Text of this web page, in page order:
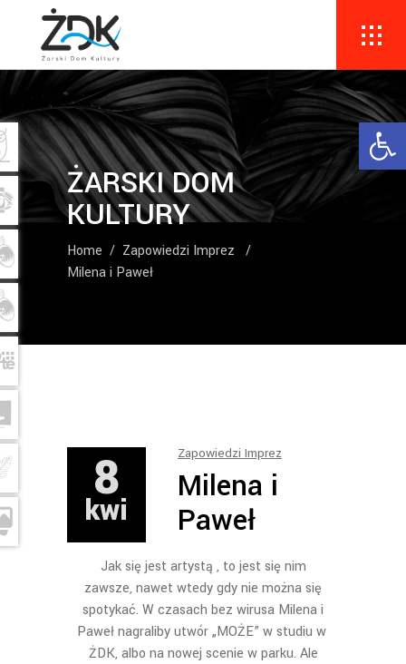
ŻARSKI DOM
KULTURY
Home / Zapowiedzi Imprez
/
Milena i Paweł
8
kwi
Zapowiedzi Imprez
Milena i
Paweł
Jak się jest artystą , to jest się nim
zawsze, nawet wtedy gdy nie można się
spotykać. W czasach bez wirusa Milena i
Paweł nagraliby utwór „MOŻE” w studiu w
ŻDK, albo na nowej scenie w parku. Ale